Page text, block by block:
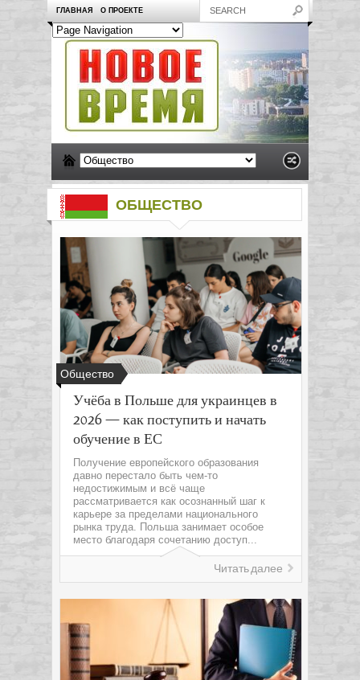
ГЛАВНАЯ О ПРОЕКТЕ
ОБЩЕСТВО
Общество
Учёба в Польше для украинцев в
2026 — как поступить и начать
обучение в ЕС
Получение европейского образования
давно перестало быть чем-то
недостижимым и всё чаще
рассматривается как осознанный шаг к
карьере за пределами национального
рынка труда. Польша занимает особое
место благодаря сочетанию доступ...
Читать далее